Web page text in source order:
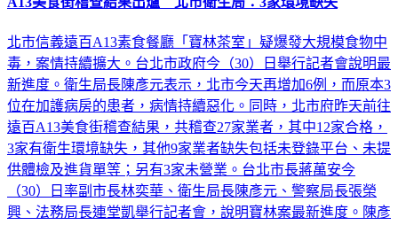
毒，案情持續擴大。台北市政府今（30）日舉行記者會說明最
新進度。衛生局長陳彥元表示，北市今天再增加6例，而原本3
位在加護病房的患者，病情持續惡化。同時，北市府昨天前往
遠百A13美食街稽查結果，共稽查27家業者，其中12家合格，
3家有衛生環境缺失，其他9家業者缺失包括未登錄平台、未提
供體檢及進貨單等；另有3家未營業。台北市長蔣萬安今
（30）日率副市長林奕華、衛生局長陳彥元、警察局長張榮
興、法務局長連堂凱舉行記者會，說明寶林案最新進度。陳彥
元表示，昨天前往遠百A13美食街稽查結果，共稽查27家業